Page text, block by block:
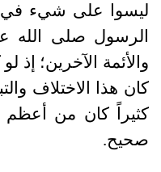
ليسوا على شيء في
الرسول صلى
والأئمة الآخرين؛ إذ
كان هذا الاختلاف
كثيراً كان من
صحيح.